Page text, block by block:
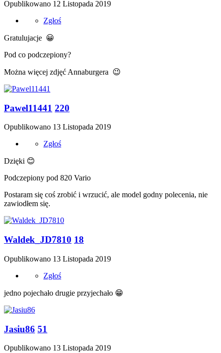
Opublikowano 12 Listopada 2019
Zgłoś
Gratulujacje 😀
Pod co podczepiony?
Można więcej zdjęć Annaburgera 😉
Pawel11441 220
Opublikowano 13 Listopada 2019
Zgłoś
Dzięki 😊
Podczepiony pod 820 Vario
Postaram się coś zrobić i wrzucić, ale model godny polecenia, nie
zawiodłem się.
Waldek_JD7810 18
Opublikowano 13 Listopada 2019
Zgłoś
jedno pojechało drugie przyjechało 😁
Jasiu86 51
Opublikowano 13 Listopada 2019